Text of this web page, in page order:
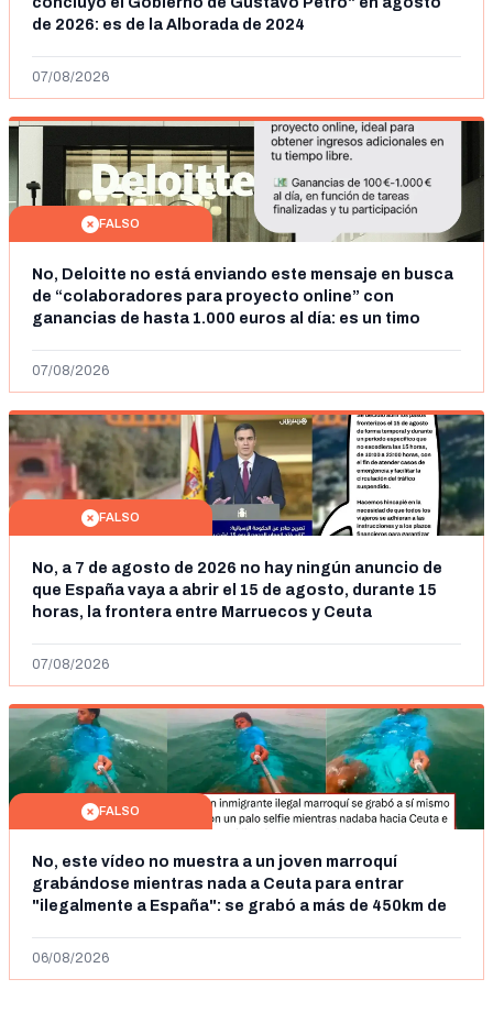
de 2026: es de la Alborada de 2024
07/08/2026
FALSO
No, Deloitte no está enviando este mensaje en busca
de “colaboradores para proyecto online” con
ganancias de hasta 1.000 euros al día: es un timo
07/08/2026
FALSO
No, a 7 de agosto de 2026 no hay ningún anuncio de
que España vaya a abrir el 15 de agosto, durante 15
horas, la frontera entre Marruecos y Ceuta
07/08/2026
FALSO
No, este vídeo no muestra a un joven marroquí
grabándose mientras nada a Ceuta para entrar
"ilegalmente a España": se grabó a más de 450km de
06/08/2026